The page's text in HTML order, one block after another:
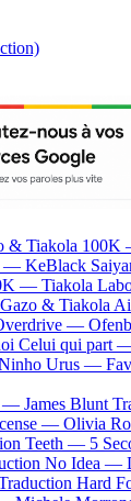
& Tiakola 100K
— KeBlack
— Tiakola
Gazo & Tiakola
—
Celui qui part
Urus —
— James Blunt
— Olivia
Teeth — 5
No Idea —
Hard